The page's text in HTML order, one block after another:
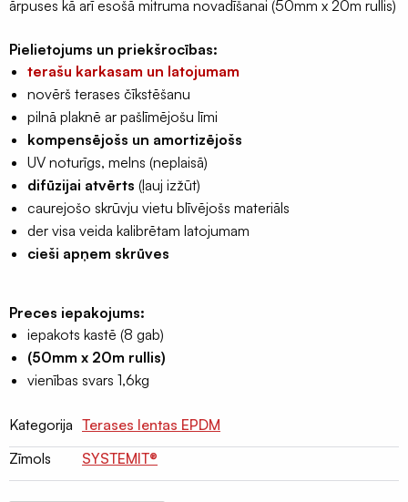
081181-
daudzums
ārpuses kā arī esošā mitruma novadīšanai (50mm x 20m rullis)
Pielietojums un priekšrocības:
terašu karkasam un latojumam
novērš terases čīkstēšanu
pilnā plaknē ar pašlīmējošu līmi
kompensējošs un amortizējošs
UV noturīgs, melns (neplaisā)
difūzijai atvērts (ļauj izžūt)
caurejošo skrūvju vietu blīvējošs materiāls
der visa veida kalibrētam latojumam
cieši apņem skrūves
Preces iepakojums:
iepakots kastē (8 gab)
(50mm x 20m rullis)
vienības svars 1,6kg
Kategorija Terases lentas EPDM
Zīmols
SYSTEMIT®
lentas
Fasādes
lentas
EPDM
Terases
lentas
EPDM
Naglu
lentas
latojumam
Palīgmateriāli
pieslēgumu
līmes
Gruntis
virsmu
Grauzēju
siets
un